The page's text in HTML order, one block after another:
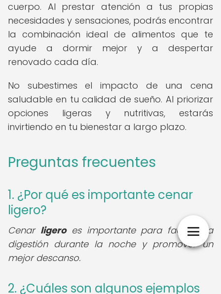
cuerpo. Al prestar atención a tus propias
necesidades y sensaciones, podrás encontrar
la combinación ideal de alimentos que te
ayude a dormir mejor y a despertar
renovado cada día.
No subestimes el impacto de una cena
saludable en tu calidad de sueño. Al priorizar
opciones ligeras y nutritivas, estarás
invirtiendo en tu bienestar a largo plazo.
Preguntas frecuentes
1. ¿Por qué es importante cenar
ligero?
Cenar ligeroes importante para facilitar la
digestión durante la noche y promover un
mejor descanso.
2. ¿Cuáles son algunos ejemplos